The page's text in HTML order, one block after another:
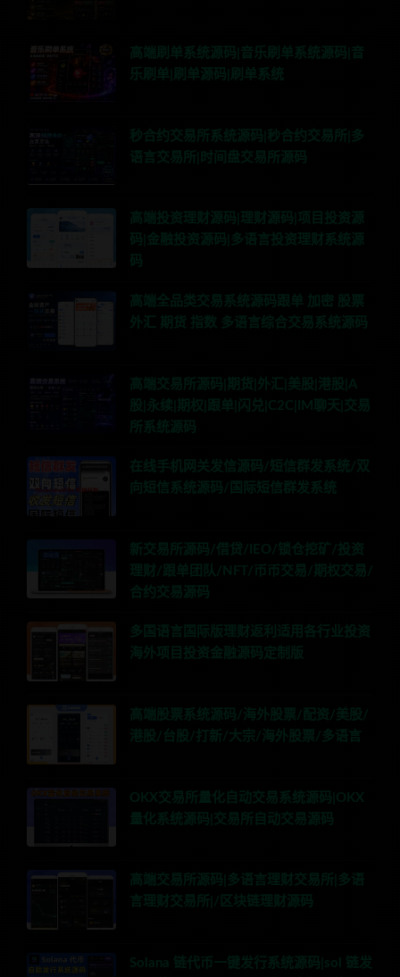
高端刷单系统源码|音乐刷单系统源码|音
乐刷单|刷单源码|刷单系统
秒合约交易所系统源码|秒合约交易所|多
语言交易所|时间盘交易所源码
高端投资理财源码|理财源码|项目投资源
码|金融投资源码|多语言投资理财系统源
码
高端全品类交易系统源码跟单 加密 股票
外汇 期货 指数 多语言综合交易系统源码
高端交易所源码|期货|外汇|美股|港股|A
股|永续|期权|跟单|闪兑|C2C|IM聊天|交易
所系统源码
在线手机网关发信源码/短信群发系统/双
向短信系统源码/国际短信群发系统
新交易所源码/借贷/IEO/锁仓挖矿/投资
理财/跟单团队/NFT/币币交易/期权交易/
合约交易源码
多国语言国际版理财返利适用各行业投资
海外项目投资金融源码定制版
高端股票系统源码/海外股票/配资/美股/
港股/台股/打新/大宗/海外股票/多语言
OKX交易所量化自动交易系统源码|OKX
量化系统源码|交易所自动交易源码
高端交易所源码|多语言理财交易所|多语
言理财交易所|/区块链理财源码
Solana 链代币一键发行系统源码|sol 链发